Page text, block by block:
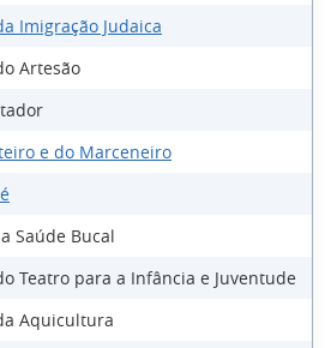
Imigração Judaica
Artesão
e do Marceneiro
Saúde Bucal
Teatro para a Infância e Juventude
Aquicultura